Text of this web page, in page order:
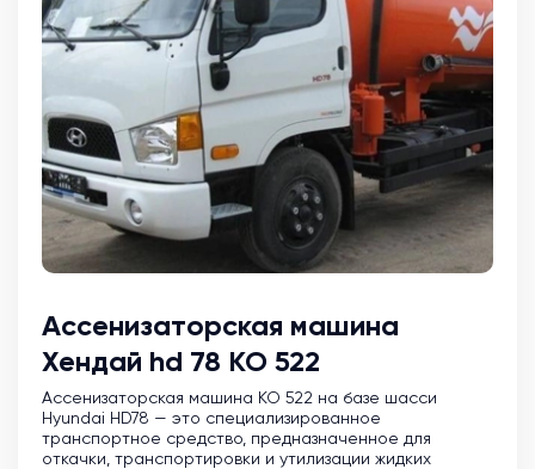
Ассенизаторская машина
Хендай hd 78 КО 522
Ассенизаторская машина KO 522 на базе шасси
Hyundai HD78 — это специализированное
транспортное средство, предназначенное для
откачки, транспортировки и утилизации жидких